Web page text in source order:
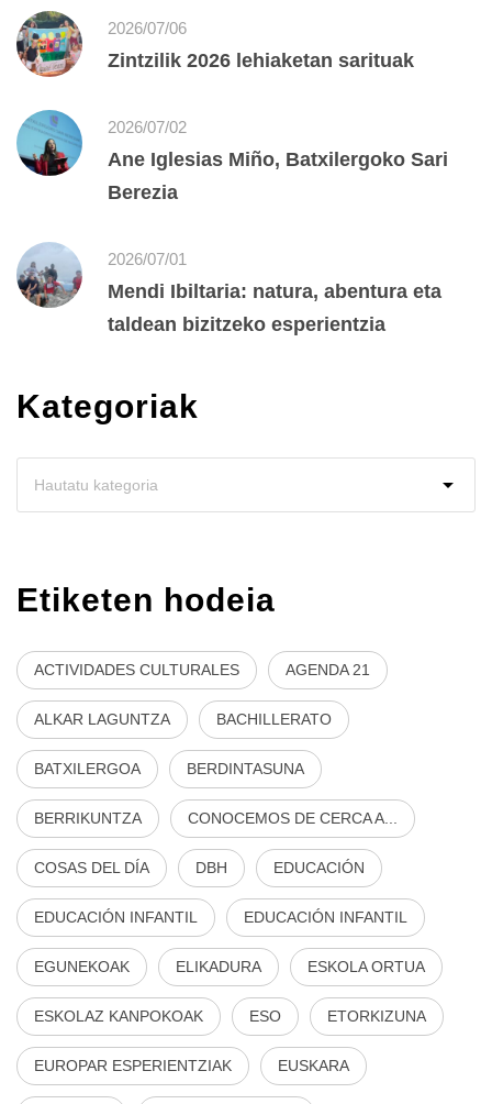
2026/07/06
Zintzilik 2026 lehiaketan sarituak
2026/07/02
Ane Iglesias Miño, Batxilergoko Sari
Berezia
2026/07/01
Mendi Ibiltaria: natura, abentura eta
taldean bizitzeko esperientzia
Kategoriak
Etiketen hodeia
ACTIVIDADES CULTURALES AGENDA 21
ALKAR LAGUNTZA BACHILLERATO
BATXILERGOA BERDINTASUNA
BERRIKUNTZA CONOCEMOS DE CERCA A...
COSAS DEL DÍA DBH EDUCACIÓN
EDUCACIÓN INFANTIL EDUCACIÓN INFANTIL
EGUNEKOAK ELIKADURA ESKOLA ORTUA
ESKOLAZ KANPOKOAK ESO ETORKIZUNA
EUROPAR ESPERIENTZIAK EUSKARA